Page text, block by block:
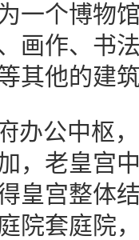
一个博物
画作、书
其他的建
办公中枢
，老皇宫
皇宫整体
院套庭院